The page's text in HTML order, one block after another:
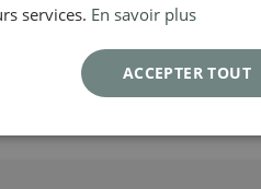
services. En savoir plus
ACCEPTER TOUT